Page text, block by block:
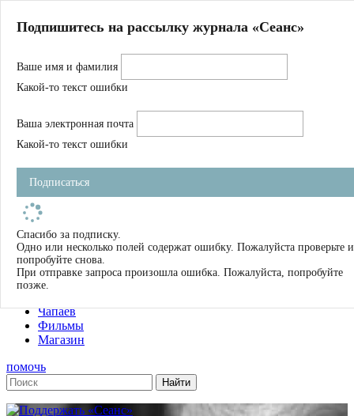
Магазин
Журнал
Школа
Устав
Фильмы
Имена
Тэги
О нас
Журнал
Книги
Чапаев
Фильмы
Магазин
помочь
Подпишитесь на рассылку журнала «Сеанс»
Ваше имя и фамилия
Какой-то текст ошибки
Ваша электронная почта
Какой-то текст ошибки
Подписаться
Спасибо за подписку.
Одно или несколько полей содержат ошибку. Пожалуйста проверьте и
попробуйте снова.
При отправке запроса произошла ошибка. Пожалуйста, попробуйте
позже.